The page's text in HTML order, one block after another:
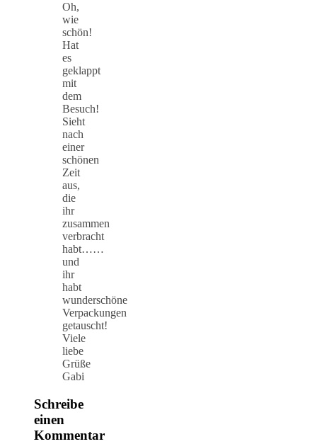
Oh,
wie
schön!
Hat
es
geklappt
mit
dem
Besuch!
Sieht
nach
einer
schönen
Zeit
aus,
die
ihr
zusammen
verbracht
habt……
und
ihr
habt
wunderschöne
Verpackungen
getauscht!
Viele
liebe
Grüße
Gabi
Schreibe
einen
Kommentar